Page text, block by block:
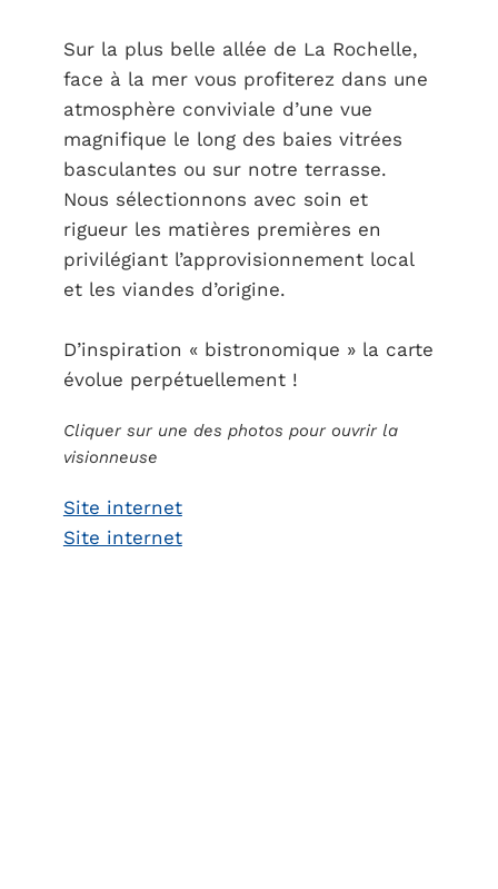
Sur la plus belle allée de La Rochelle,
face à la mer vous profiterez dans une
atmosphère conviviale d’une vue
magnifique le long des baies vitrées
basculantes ou sur notre terrasse.
Nous sélectionnons avec soin et
rigueur les matières premières en
privilégiant l’approvisionnement local
et les viandes d’origine.
D’inspiration « bistronomique » la carte
évolue perpétuellement !
Cliquer sur une des photos pour ouvrir la
visionneuse
Site internet
Site internet